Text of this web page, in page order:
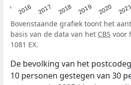
2016 2017 2018 2019 2020
Bovenstaande grafiek toont het
basis van de data van het CBS voor
1081 EX.
De bevolking van het
10 personen gestegen van 30